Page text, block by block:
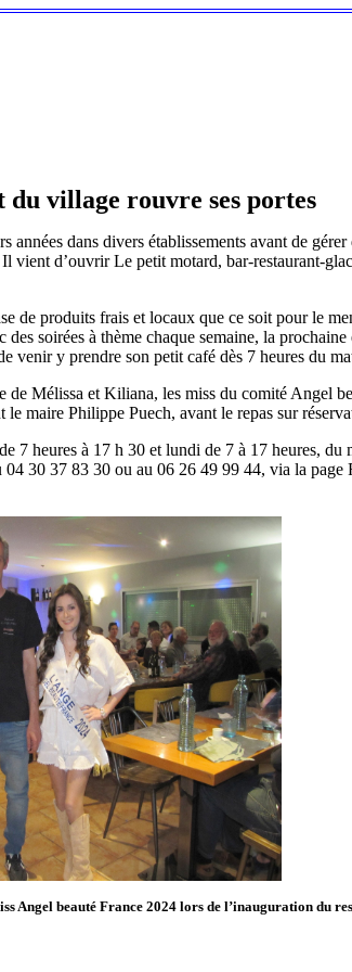
village rouvre ses portes
dans divers établissements avant de gérer
vient d’ouvrir Le petit motard, bar-restaurant-
de produits frais et locaux que ce soit pour le
soirées à thème chaque semaine, la
venir y prendre son petit café dès 7 heures du
Mélissa et Kiliana, les miss du comité Angel
maire Philippe Puech, avant le repas sur
7 heures à 17 h 30 et lundi de 7 à 17 heures, du
30 37 83 30 ou au 06 26 49 99 44, via la
Angel beauté France 2024 lors de l’inauguration du